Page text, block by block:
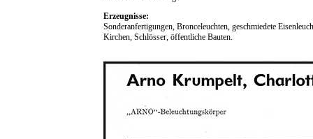
Erzeugnisse:
Sonderanfertigungen, Bronceleuchten, geschmiedete
Kirchen, Schlösser, öffentliche Bauten.